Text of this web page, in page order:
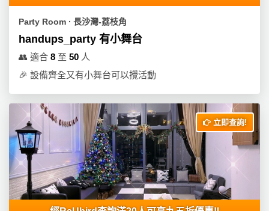
Party Room ∙ 長沙灣-荔枝角
handups_party 有小舞台
👥 適合 8 至 50 人
🎉 設備齊全又有小舞台可以攪活動
立即查詢!